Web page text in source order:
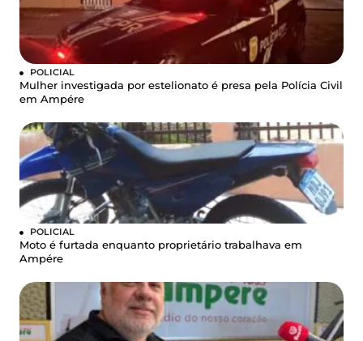
POLICIAL
Mulher investigada por estelionato é presa pela Polícia Civil
em Ampére
POLICIAL
Moto é furtada enquanto proprietário trabalhava em
Ampére